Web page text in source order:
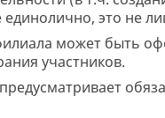
это не
может быть
участников.